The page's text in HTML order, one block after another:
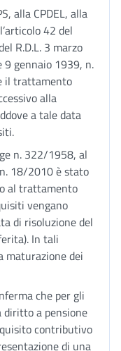
alla CPDEL, alla
42 del
R.D.L. 3 marzo
gennaio 1939, n.
il trattamento
alla
a tale data
n. 322/1958, al
18/2010 è stato
al trattamento
vengano
di risoluzione del
In tali
maturazione dei
che per gli
diritto a pensione
contributivo
di una